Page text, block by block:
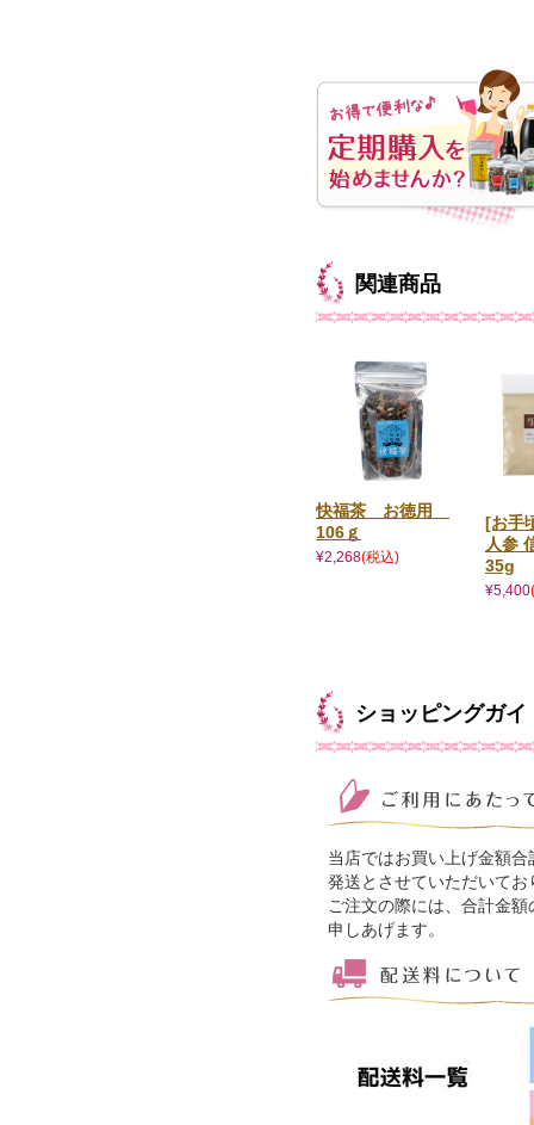
関連商品
快福茶 お徳用
106ｇ
¥2,268(税込)
[お手
人参
35g
¥5,400
ショッピングガイ
当店ではお買い上げ金額合
発送とさせていただいてお
ご注文の際には、合計金
申しあげます。